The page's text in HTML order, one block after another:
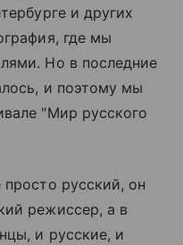
и других
где мы
Но в последние
и поэтому мы
"Мир русского
русский, он
режиссер, а в
и русские, и